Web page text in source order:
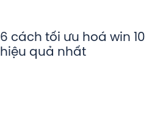
6 cách tối ưu hoá win 10
hiệu quả nhất